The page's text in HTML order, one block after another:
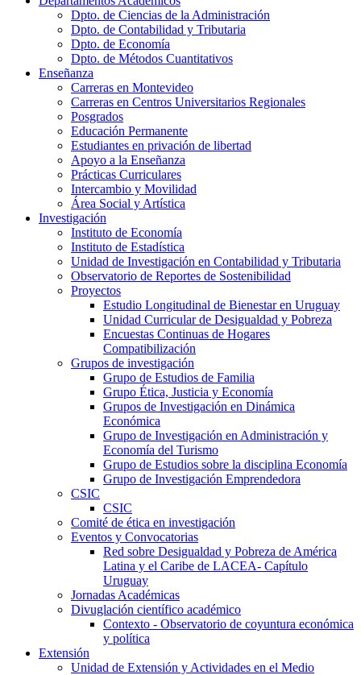
Dpto. de Ciencias de la Administración
Dpto. de Contabilidad y Tributaria
Dpto. de Economía
Dpto. de Métodos Cuantitativos
Enseñanza
Carreras en Montevideo
Carreras en Centros Universitarios Regionales
Posgrados
Educación Permanente
Estudiantes en privación de libertad
Apoyo a la Enseñanza
Prácticas Curriculares
Intercambio y Movilidad
Área Social y Artística
Investigación
Instituto de Economía
Instituto de Estadística
Unidad de Investigación en Contabilidad y Tributaria
Observatorio de Reportes de Sostenibilidad
Proyectos
Estudio Longitudinal de Bienestar en Uruguay
Unidad Curricular de Desigualdad y Pobreza
Encuestas Continuas de Hogares
Compatibilización
Grupos de investigación
Grupo de Estudios de Familia
Grupo Ética, Justicia y Economía
Grupos de Investigación en Dinámica
Económica
Grupo de Investigación en Administración y
Economía del Turismo
Grupo de Estudios sobre la disciplina Economía
Grupo de Investigación Emprendedora
CSIC
CSIC
Comité de ética en investigación
Eventos y Convocatorias
Red sobre Desigualdad y Pobreza de América
Latina y el Caribe de LACEA- Capítulo
Uruguay
Jornadas Académicas
Divuglación científico académico
Contexto - Observatorio de coyuntura económica
y política
Extensión
Unidad de Extensión y Actividades en el Medio